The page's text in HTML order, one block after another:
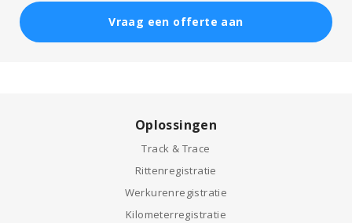
Vraag een offerte aan
Oplossingen
Track & Trace
Rittenregistratie
Werkurenregistratie
Kilometerregistratie